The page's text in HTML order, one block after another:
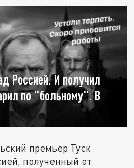
Россией. И получил
по "больному". В
премьер Туск
полученный от